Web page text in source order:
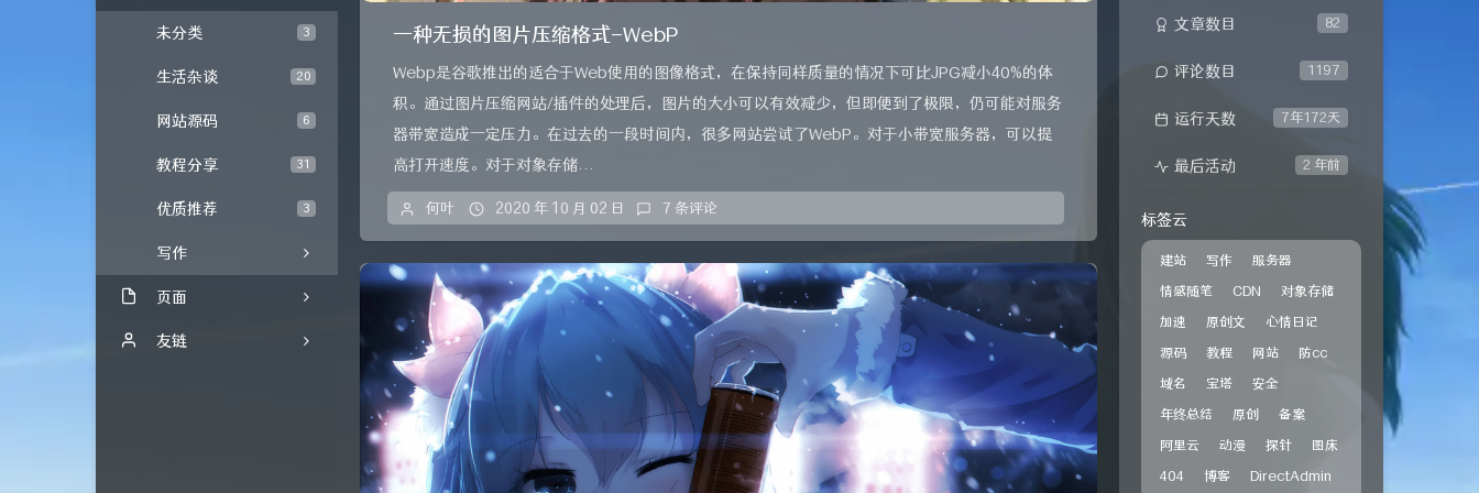
3
未分类
20
生活杂谈
6
网站源码
31
教程分享
3
优质推荐
写作
页面
时光机
友链
一种无损的图片压缩格式-WebP
Webp是谷歌推出的适合于Web使用的图像格式，在保持同样质量的情况下可比JPG减小40%的体
积。通过图片压缩网站/插件的处理后，图片的大小可以有效减少，但即便到了极限，仍可能对服务
器带宽造成一定压力。在过去的一段时间内，很多网站尝试了WebP。对于小带宽服务器，可以提
高打开速度。对于对象存储...
何叶 2020 年 10 月 02 日 7 条评论
82
文章数目
1197
评论数目
7年172天
运行天数
2 年前
最后活动
标签云
建站 写作
服务器
情感随笔
CDN
对象存储
加速
原创文
心情日记
源码
教程 网站
防cc
域名
宝塔
安全
年终总结
原创
备案
阿里云
动漫 探针
图床
404
博客 DirectAdmin